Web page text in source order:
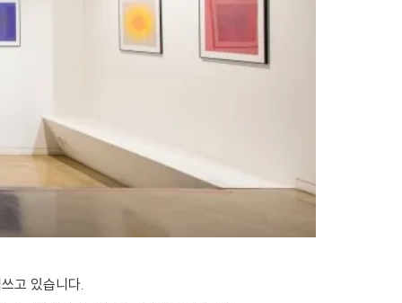
고 있습니다.